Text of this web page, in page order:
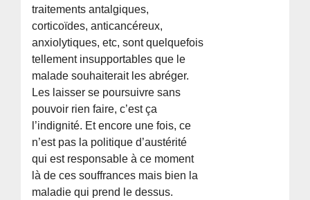
traitements antalgiques,
corticoïdes, anticancéreux,
anxiolytiques, etc, sont quelquefois
tellement insupportables que le
malade souhaiterait les abréger.
Les laisser se poursuivre sans
pouvoir rien faire, c’est ça
l’indignité. Et encore une fois, ce
n’est pas la politique d’austérité
qui est responsable à ce moment
là de ces souffrances mais bien la
maladie qui prend le dessus.